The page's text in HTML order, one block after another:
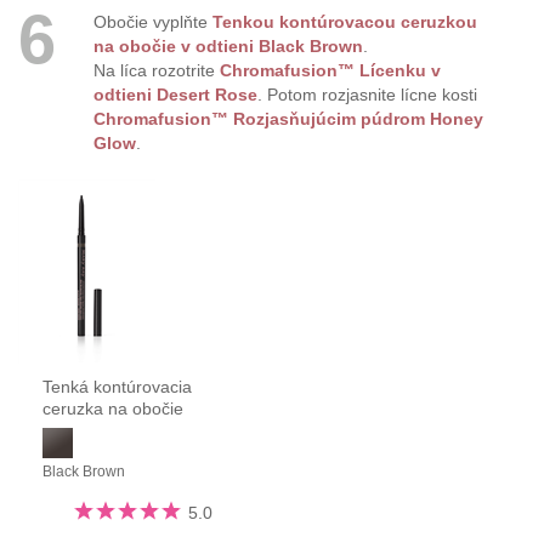
6 Obočie vyplňte Tenkou kontúrovacou ceruzkou
na obočie v odtieni Black Brown
Na líca rozotrite Chromafusion™ Lícenku v
odtieni Desert Rose. Potom rozjasnite lícne kosti
Chromafusion™ Rozjasňujúcim púdrom Honey
Glow.
Tenká kontúrovacia
ceruzka na obočie
Black Brown
5.0